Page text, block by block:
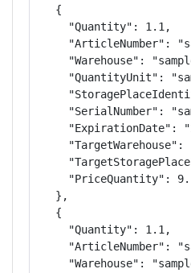
  {
    "Quantity": 1.1,
"ArticleNumber":
"Warehouse":
"QuantityUnit":
"SerialNumber":
"ExpirationDate":
"TargetWarehouse":
"PriceQuantity":
  },
  {
    "Quantity": 1.1,
"ArticleNumber":
"Warehouse":